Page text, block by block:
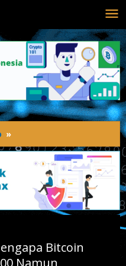
»
Mendalam:
Mengapa
Bawah
Pedagang
Tidak
Bitcoin
Namun